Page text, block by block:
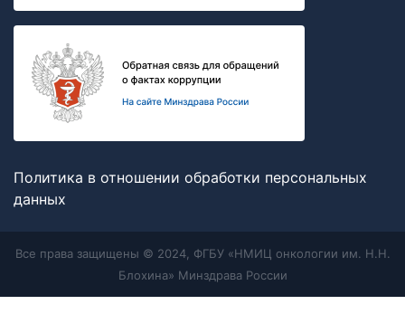
Политика в отношении обработки персональных
данных
Все права защищены © 2024, ФГБУ «НМИЦ онкологии им. Н.Н.
Блохина» Минздрава России